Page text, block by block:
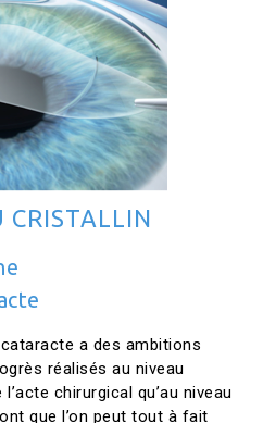
CRISTALLIN
a des ambitions
réalisés au niveau
chirurgical qu’au niveau
que l’on peut tout à fait